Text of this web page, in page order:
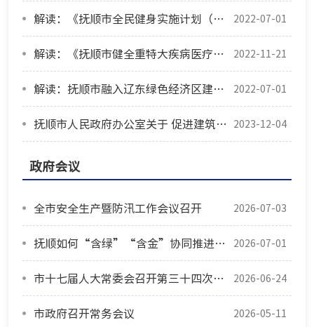
解读：《抚顺市全民健身实施计划（2021-2025年）》 2022-07-01
解读：《抚顺市健全重特大疾病医疗保险和救助制度的工作方案》 2022-11-21
解读：抚顺市融入辽东绿色经济区建设实施方案（2022-2025年） 2022-07-01
抚顺市人民政府办公室关于 促进建筑业高质量发展的实施意见 2023-12-04
政府会议
全市安全生产暨防汛工作会议召开 2026-07-03
抚顺如何“含绿”“含金”协同推进？这场新闻发布会讲透了 2026-07-01
市十七届人大常委会召开第三十四次会议 2026-06-24
市政府召开常务会议 2026-05-11